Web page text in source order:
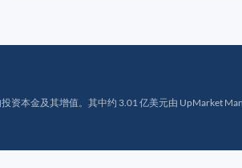
资本金及其增值。其中约 3.01 亿美元由 UpMarket